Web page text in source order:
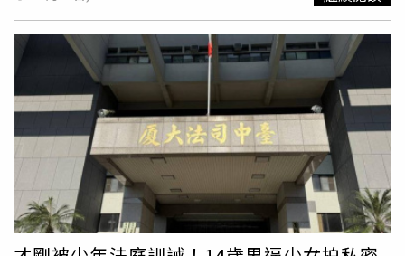
片中飾演人氣網紅「SK」，與陳怡佳飾演的網紅「小兔」
擦出愛火，沒想到女方竟出身黑道家庭，岳父還是王識賢飾
演的黑幫老大「天哥」，進而碰撞出一連串荒謬趣事。在全
新釋出的花絮「兄弟不搞事只搞笑」中，揭開三人首度同框
的有趣畫面——羅志祥飾演的SK緊張提醒：「小兔小心啊！
這個人是大哥！」陳怡佳則無奈回應：「這個人是我爸！」
讓他當場傻眼。另一場三人同桌的戲碼，羅志祥更搞笑拿角
色名字玩諧音哏喊出「SK吐」，瞬間讓全劇組笑翻，現場
氣氛相當融洽。除了搞笑，羅志祥在片中也有不少賣力打
戲。其中一場他為了保護路邊老奶奶，與王識賢聯手對抗數
名打仔，由於動作繁複且需重複拍攝不同角度，讓兩人吃足
苦頭。平時相當孝順的羅志祥透露，拍到老奶奶的戲特別容